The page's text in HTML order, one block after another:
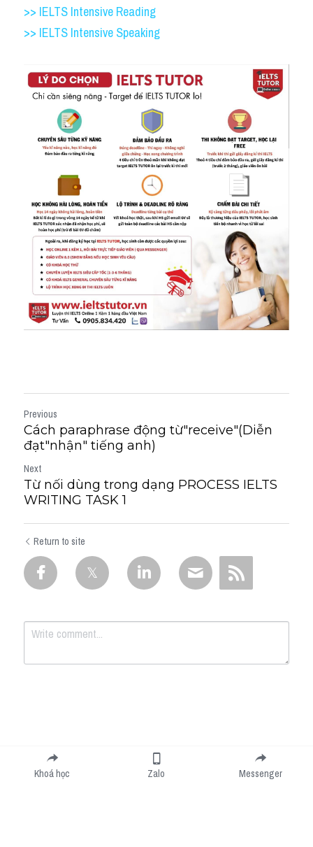
Task 1
Phân biệt từ
Report đề thi thật IELTS
Advice
IELTS Advice
Đề thi thật Task 2
Listening
Speaking
Writing
>> IELTS Intensive Reading
>> IELTS Intensive Speaking
Previous
Cách paraphrase động từ"receive"(Diễn
đạt"nhận" tiếng anh)
Next
Từ nối dùng trong dạng PROCESS IELTS
WRITING TASK 1
Return to site
Submit
Khoá học Zalo Messenger